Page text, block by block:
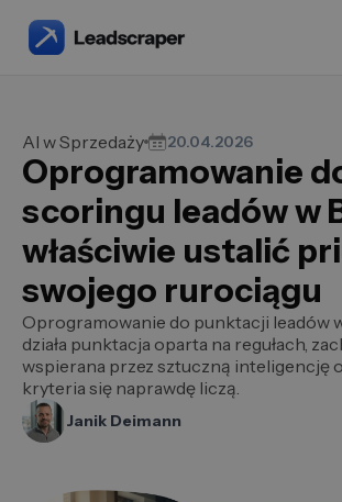
AI w Sprzedaży 20.04.2026
Oprogramowanie
scoringu leadów w
właściwie ustalić
swojego rurociągu
Oprogramowanie do punktacji leadów
działa punktacja oparta na regułach,
wspierana przez sztuczną inteligencję
kryteria się naprawdę liczą.
Janik Deimann